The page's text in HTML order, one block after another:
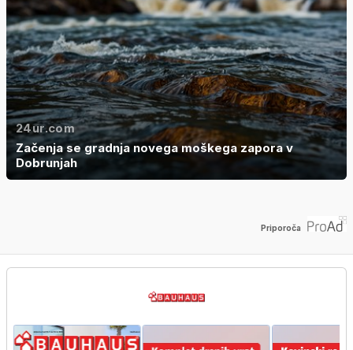
24ur.com
Začenja se gradnja novega moškega zapora v
Dobrunjah
Priporoča